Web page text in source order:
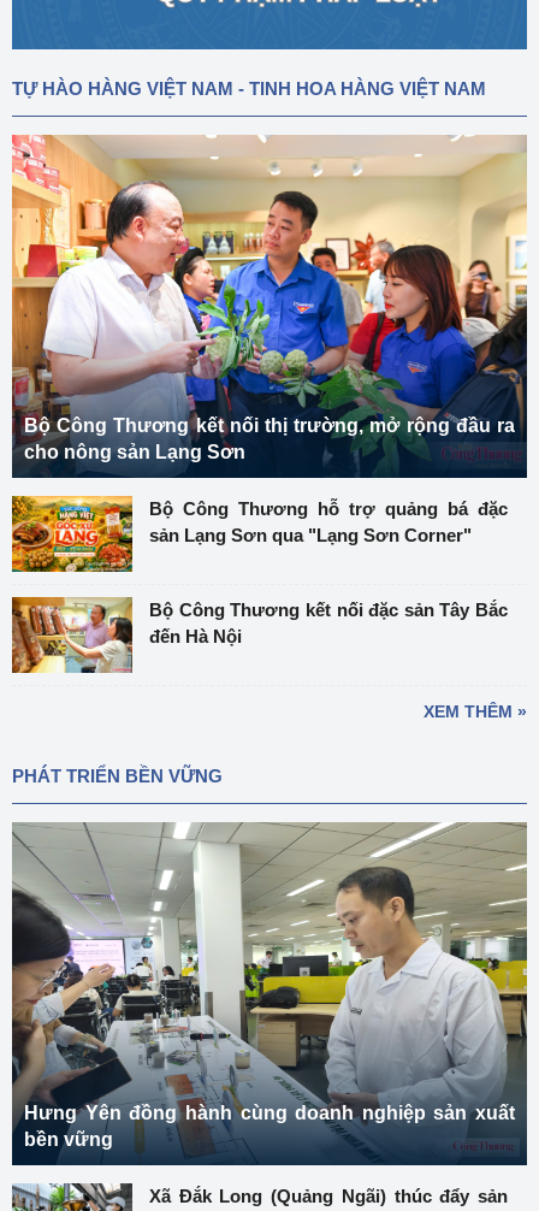
TỰ HÀO HÀNG VIỆT NAM - TINH HOA HÀNG VIỆT NAM
Bộ Công Thương kết nối thị trường, mở rộng đầu ra
cho nông sản Lạng Sơn
Bộ Công Thương hỗ trợ quảng bá đặc
sản Lạng Sơn qua "Lạng Sơn Corner"
Bộ Công Thương kết nối đặc sản Tây Bắc
đến Hà Nội
XEM THÊM »
PHÁT TRIỂN BỀN VỮNG
Hưng Yên đồng hành cùng doanh nghiệp sản xuất
bền vững
Xã Đắk Long (Quảng Ngãi) thúc đẩy sản